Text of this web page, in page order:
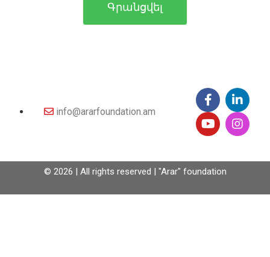
Գրանցվել
info@ararfoundation.am
© 2026 | All rights reserved | "Arar" foundation